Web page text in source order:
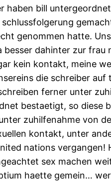
haben bill
genommen hatte.
dahinter zur frau
kein kontakt, meine
die schreiber auf
ferner unter
bestaetigt, so diese
zuhilfenahme von
kontakt, unter
nations vergangen!
sex machen
haette gemein…